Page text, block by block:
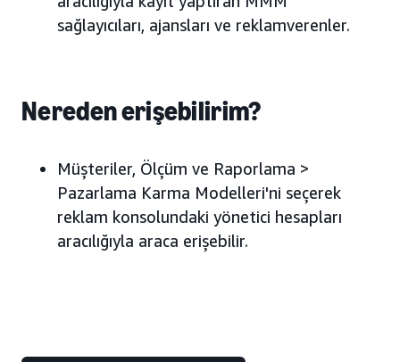
sağlayıcıları, ajansları ve reklamverenler.
Nereden erişebilirim?
Müşteriler, Ölçüm ve Raporlama >
Pazarlama Karma Modelleri'ni seçerek
reklam konsolundaki yönetici hesapları
aracılığıyla araca erişebilir.